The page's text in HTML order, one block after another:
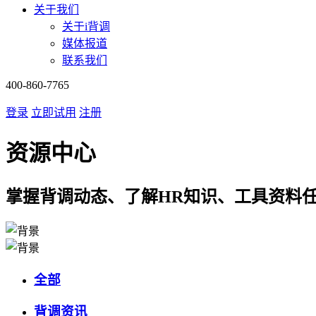
关于我们
关于i背调
媒体报道
联系我们
400-860-7765
登录 立即试用 注册
资源中心
掌握背调动态、了解HR知识、工具资料
全部
背调资讯